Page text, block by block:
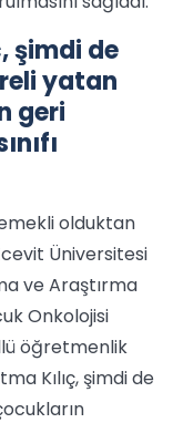
şimdi de
yatan
geri
olduktan
Üniversitesi
ve Araştırma
Onkolojisi
öğretmenlik
Kılıç, şimdi de